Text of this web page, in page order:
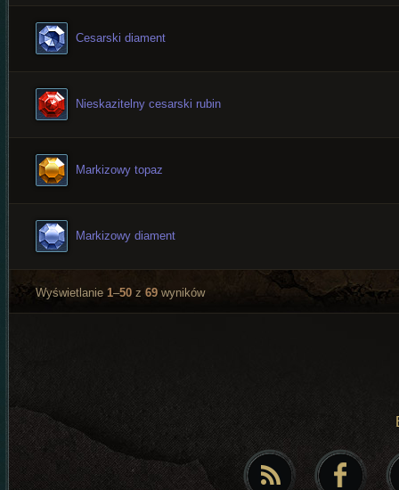
Cesarski diament
Nieskazitelny cesarski rubin
Markizowy topaz
Markizowy diament
Wyświetlanie 1–50 z 69 wyników